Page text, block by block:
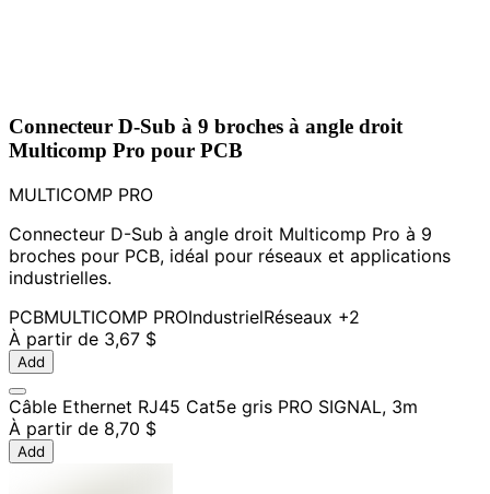
Connecteur D-Sub à 9 broches à angle droit
Multicomp Pro pour PCB
MULTICOMP PRO
Connecteur D-Sub à angle droit Multicomp Pro à 9
broches pour PCB, idéal pour réseaux et applications
industrielles.
PCBMULTICOMP PROIndustrielRéseaux +2
À partir de 3,67 $
Add
Câble Ethernet RJ45 Cat5e gris PRO SIGNAL, 3m
À partir de 8,70 $
Add